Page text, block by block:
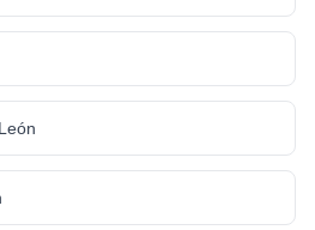
León